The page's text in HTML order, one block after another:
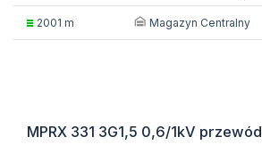
2001 m Magazyn Centralny
MPRX 331 3G1,5 0,6/1kV przewód